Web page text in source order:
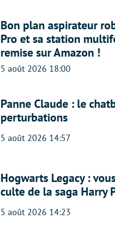
Bon plan aspirateur
Pro et sa station
remise sur Amazon !
5 août 2026 18:00
Panne Claude : le
perturbations
5 août 2026 14:57
Hogwarts Legacy :
culte de la saga Harry
5 août 2026 14:23